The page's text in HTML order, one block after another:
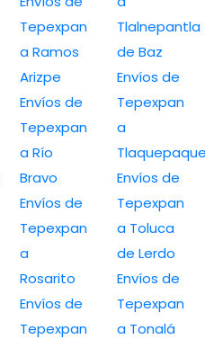
Tepexpan
a Ramos
Arizpe
Envíos de
Tepexpan
a Río
Bravo
Envíos de
Tepexpan
a
Rosarito
Envíos de
Tepexpan
Tlalnepantla
de Baz
Envíos de
Tepexpan
a
Envíos de
Tepexpan
a Toluca
de Lerdo
Envíos de
Tepexpan
a Tonalá